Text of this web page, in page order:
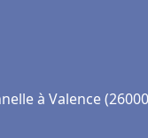
à Valence